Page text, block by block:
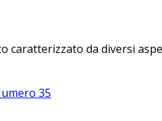
caratterizzato da diversi